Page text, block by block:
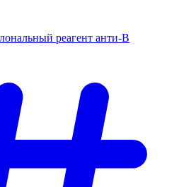
реагент анти-В